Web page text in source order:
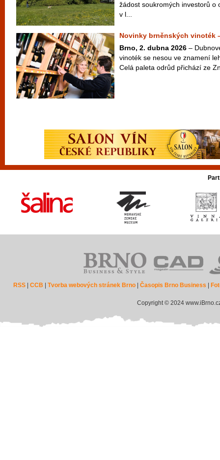
žádost soukromých investorů o
v l...
Novinky brněnských vinoték
Brno, 2. dubna 2026 –
vinoték se nesou ve znamení
Celá paleta odrůd přichází ze
RSS |CCB |Tvorba webových stránek Brno |Časopis Brno Business
Copyright © 2024